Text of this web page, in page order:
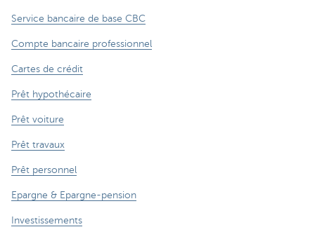
Service bancaire de base CBC
Compte bancaire professionnel
Cartes de crédit
Prêt hypothécaire
Prêt voiture
Prêt travaux
Prêt personnel
Epargne & Epargne-pension
Investissements